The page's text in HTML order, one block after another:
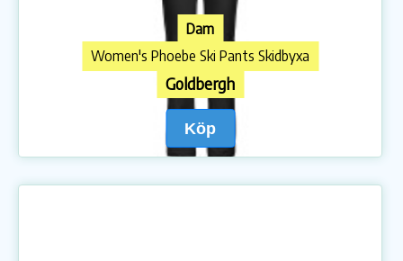
Dam
Women's Phoebe Ski Pants Skidbyxa
Goldbergh
Köp